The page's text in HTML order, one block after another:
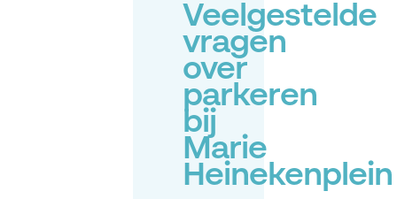
Veelgestelde
vragen
over
parkeren
bij
Marie
Heinekenplein